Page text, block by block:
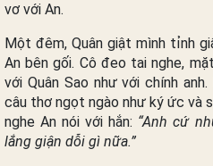
vơ với An.
Một đêm, Quân giật mình tỉnh
An bên gối. Cô đeo tai nghe,
với Quân Sao như với chính
câu thơ ngọt ngào như ký ức và
nghe An nói với hắn: “Anh cứ
lắng giận dỗi gì nữa.”